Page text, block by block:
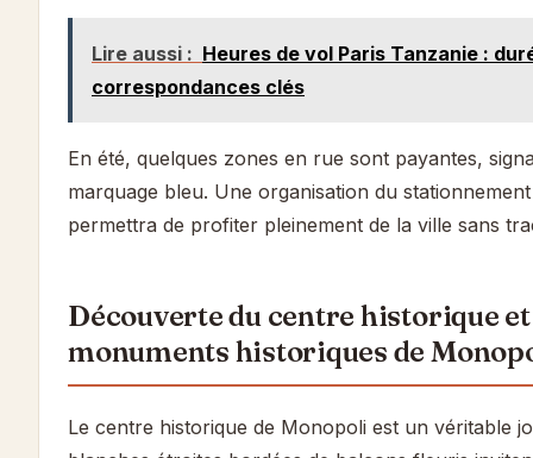
Lire aussi : Heures de vol Paris Tanzanie :
correspondances clés
En été, quelques zones en rue sont payantes,
marquage bleu. Une organisation du
permettra de profiter pleinement de la ville sans
Découverte du centre historique et
monuments historiques de
Le centre historique de Monopoli est un véritable